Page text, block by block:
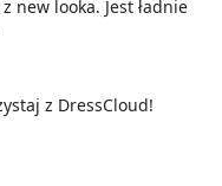
new looka. Jest ładnie
z DressCloud!